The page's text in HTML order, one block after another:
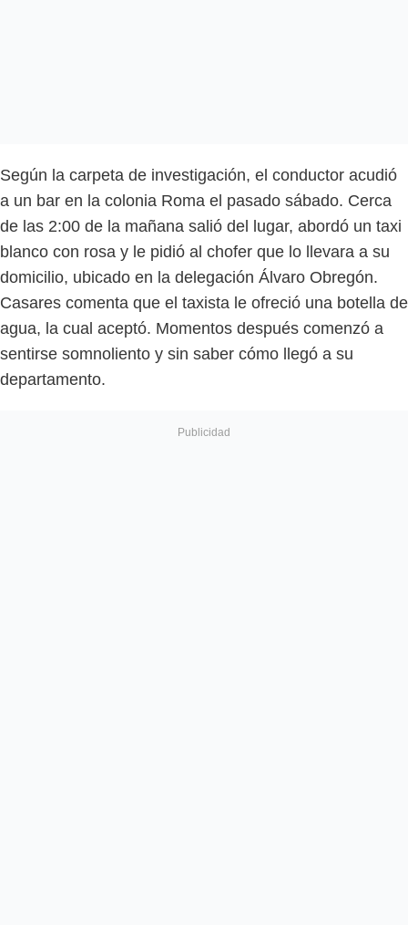
Según la carpeta de investigación, el conductor acudió
a un bar en la colonia Roma el pasado sábado. Cerca
de las 2:00 de la mañana salió del lugar, abordó un taxi
blanco con rosa y le pidió al chofer que lo llevara a su
domicilio, ubicado en la delegación Álvaro Obregón.
Casares comenta que el taxista le ofreció una botella de
agua, la cual aceptó. Momentos después comenzó a
sentirse somnoliento y sin saber cómo llegó a su
departamento.